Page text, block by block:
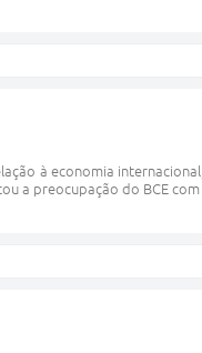
à economia
a preocupação do BCE